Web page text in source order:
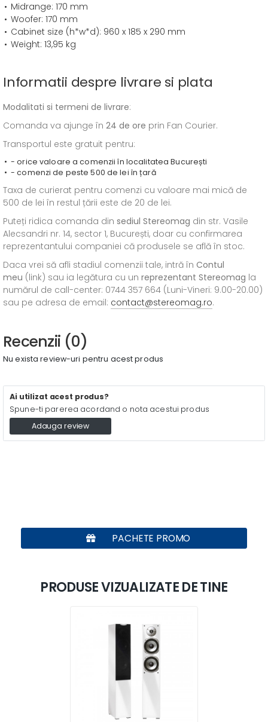
Midrange: 170 mm
Woofer: 170 mm
Cabinet size (h*w*d): 960 x 185 x 290 mm
Weight: 13,95 kg
Informatii despre livrare si plata
Modalitati si termeni de livrare:
Comanda va ajunge în 24 de ore prin Fan Courier.
Transportul este gratuit pentru:
- orice valoare a comenzii în localitatea București
- comenzi de peste 500 de lei în țară
Taxa de curierat pentru comenzi cu valoare mai mică de
500 de lei în restul țării este de 20 de lei.
Puteți ridica comanda din sediul Stereomag din str. Vasile
Alecsandri nr. 14, sector 1, București, doar cu confirmarea
reprezentantului companiei că produsele se află în stoc.
Daca vrei să afli stadiul comenzii tale, intră în Contul
meu (link) sau ia legătura cu un reprezentant Stereomag la
numărul de call-center: 0744 357 664 (Luni-Vineri: 9.00-20.00)
sau pe adresa de email: contact@stereomag.ro.
Recenzii (0)
Nu exista review-uri pentru acest produs
Ai utilizat acest produs?
Spune-ti parerea acordand o nota acestui produs
Adauga review
PACHETE PROMO
PRODUSE VIZUALIZATE DE TINE